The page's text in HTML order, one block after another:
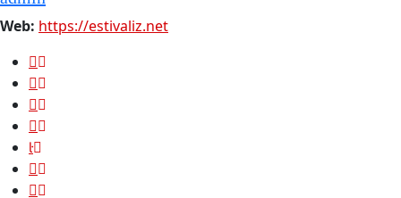
Web: https://estivaliz.net